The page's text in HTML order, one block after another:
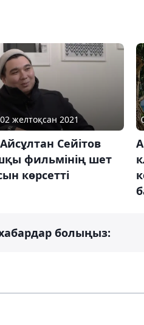
желтоқсан 2021
Сейітов
фильмінің шет
көрсетті
болыңыз: